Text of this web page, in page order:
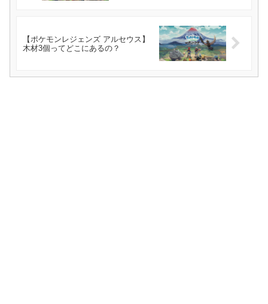
【ポケモンレジェンズ アルセウス】
木材3個ってどこにあるの？